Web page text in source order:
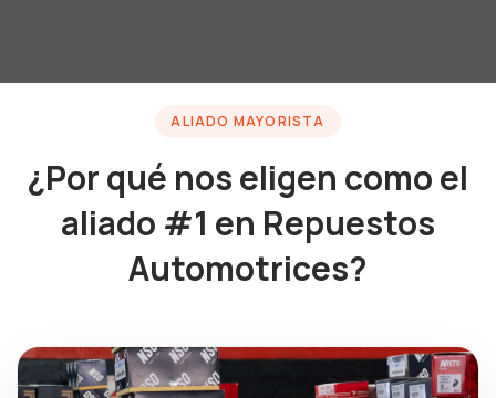
ALIADO MAYORISTA
¿Por qué nos eligen como el
aliado #1 en Repuestos
Automotrices?